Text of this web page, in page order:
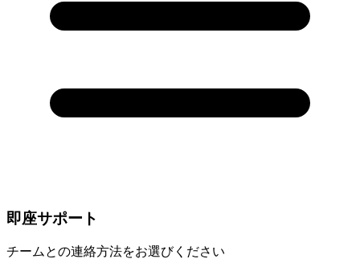
即座サポート
チームとの連絡方法をお選びください